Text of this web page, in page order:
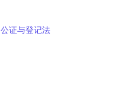
公证与登记法